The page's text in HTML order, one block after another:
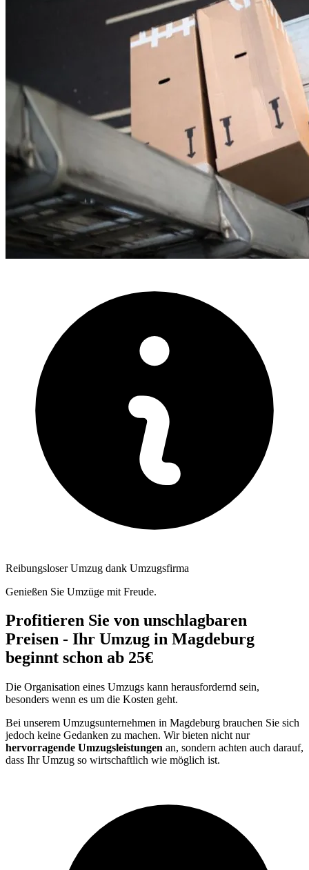
Reibungsloser Umzug dank Umzugsfirma
Genießen Sie Umzüge mit Freude.
Profitieren Sie von unschlagbaren
Preisen - Ihr Umzug in Magdeburg
beginnt schon ab 25€
Die Organisation eines Umzugs kann herausfordernd sein,
besonders wenn es um die Kosten geht.
Bei unserem Umzugsunternehmen in Magdeburg brauchen Sie sich
jedoch keine Gedanken zu machen. Wir bieten nicht nur
hervorragende Umzugsleistungen an, sondern achten auch darauf,
dass Ihr Umzug so wirtschaftlich wie möglich ist.